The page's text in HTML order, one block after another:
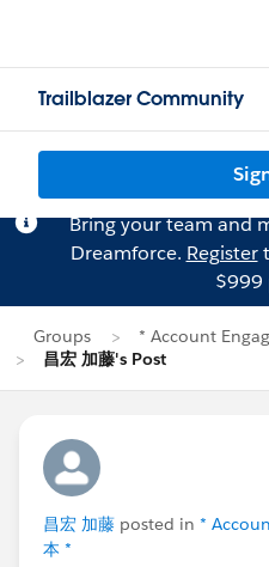
Trailblazer Community
Bring your team and
Dreamforce. Register
$999
Groups
* Account
昌宏 加藤's Post
昌宏 加藤 posted in *
本 *